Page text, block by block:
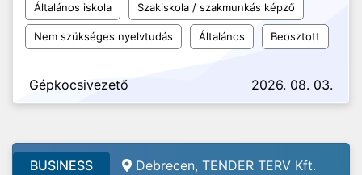
Általános iskola Szakiskola / szakmunkás képző
Nem szükséges nyelvtudás Általános Beosztott
Gépkocsivezető 2026. 08. 03.
BUSINESS Debrecen, TENDER TERV Kft.